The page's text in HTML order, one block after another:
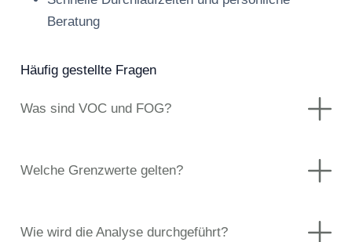
Beratung
Häufig gestellte Fragen
Was sind VOC und FOG?
Welche Grenzwerte gelten?
Wie wird die Analyse durchgeführt?